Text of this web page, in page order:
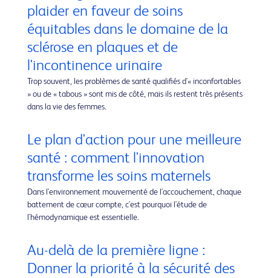
plaider en faveur de soins
équitables dans le domaine de la
sclérose en plaques et de
l'incontinence urinaire
Trop souvent, les problèmes de santé qualifiés d'« inconfortables
» ou de « tabous » sont mis de côté, mais ils restent très présents
dans la vie des femmes.
Le plan d'action pour une meilleure
santé : comment l'innovation
transforme les soins maternels
Dans l'environnement mouvementé de l'accouchement, chaque
battement de cœur compte, c'est pourquoi l'étude de
l'hémodynamique est essentielle.
Au-delà de la première ligne :
Donner la priorité à la sécurité des